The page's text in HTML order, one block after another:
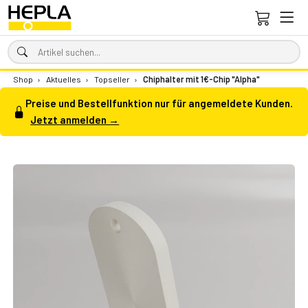
Shop › Aktuelles › Topseller › Chiphalter mit 1€-Chip "Alpha"
Preise und Bestellfunktion nur für angemeldete Kunden.
Jetzt anmelden →